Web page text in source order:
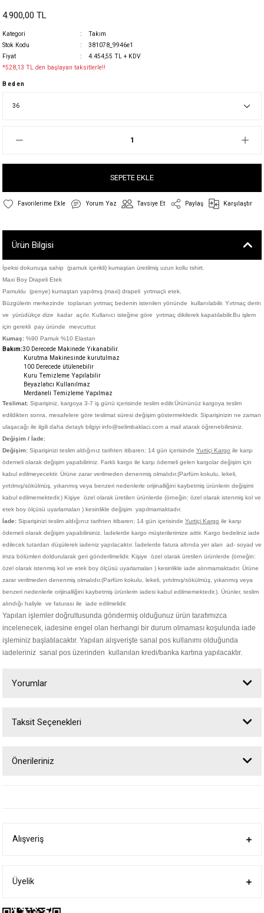
4.900,00 TL
Kategori
Takım
Stok Kodu
381078_9946e1
Fiyat
4.454,55 TL + KDV
*528,13 TL den başlayan taksitlerle!!
Beden
SEPETE EKLE
Yorum Yaz Tavsiye Et Paylaş Karşılaştır
Ürün Bilgisi
İpeksi dokunuşa sahip (pamuk içerikli) kumaştan üretilmiş uzun kollu tshirt.
Maxi Boy Drapeli Etek
Pamuklu (penye) kumaştan yapılmış (maxi) drapeli yırtmaçlı etek.
Büzgülerin merkezinde toplanan yırtmaç bedenin istenilen yönünde kullanılabilir. Yırtmaç derin
ve yürüdükçe dize kadar açılır. Kullanıcı isteğine göre yırtmaç dikilerek kapatılabilir.Bu işlem
için gerekli pay üründe mevcuttur.
Kumaş: %90 Pamuk %10 Elastan
Bakım:30 Derecede Makinede Yıkanabilir.
Kurutma Makinesinde kurutulmaz
100 Derecede ütülenebilir
Kuru Temizleme Yapılabilir
Beyazlatıcı Kullanılmaz
Merdaneli Temizleme Yapılmaz
Teslimat; Siparişiniz, kargoya 3-7 iş günü içerisinde teslim edilir.Ürününüz kargoya teslim
edildikten sonra, mesafelere göre teslimat süresi değişim göstermektedir. Siparişinizin ne zaman
ulaşacağı ile ilgili daha detaylı bilgiyi info@selimbaklaci.com a mail atarak öğrenebilirsiniz.
Değişim / İade;
Değişim: Siparişinizi teslim aldığınız tarihten itibaren; 14 gün içerisinde Yurtiçi Kargo ile karşı
ödemeli olarak değişim yapabiliriniz. Farklı kargo ile karşı ödemeli gelen kargolar değişim için
kabul edilmeyecektir. Ürüne zarar verilmeden denenmiş olmalıdır.(Parfüm kokulu, lekeli,
yırtılmış/sökülmüş, yıkanmış veya benzeri nedenlerle orijinalliğini kaybetmiş ürünlerin değişimi
kabul edilmemektedir.) Kişiye
özel olarak üretilen ürünlerde (örneğin: özel olarak istenmiş kol ve
etek boy ölçüsü uyarlamaları ) kesinlikle değişim yapılmamaktadır.
İade: Siparişinizi teslim aldığınız tarihten itibaren; 14 gün içerisinde Yurtiçi Kargo ile karşı
ödemeli olarak değişim yapabilirsiniz. İadelerde kargo müşterilerimize aittir. Kargo bedeliniz iade
edilecek tutardan düşülerek iadeniz yapılacaktır. İadelerde fatura altında yer alan ad- soyad ve
imza bölümleri doldurularak geri gönderilmelidir. Kişiye
özel olarak üretilen ürünlerde (örneğin:
özel olarak istenmiş kol ve etek boy ölçüsü uyarlamaları ) kesinlikle iade alınmamaktadır. Ürüne
zarar verilmeden denenmiş olmalıdır.(Parfüm kokulu, lekeli, yırtılmış/sökülmüş, yıkanmış veya
benzeri nedenlerle orijinalliğini kaybetmiş ürünlerin iadesi kabul edilmemektedir.). Ürünler, teslim
alındığı haliyle ve faturası ile iade edilmelidir.
Yapılan işlemler doğrultusunda göndermiş olduğunuz ürün tarafımızca
incelenecek, iadesine engel olan herhangi bir durum olmaması koşulunda iade
işleminiz başlatılacaktır. Yapılan alışverişte sanal pos kullanımı olduğunda
iadeleriniz sanal pos üzerinden kullanılan kredi/banka kartına yapılacaktır.
Yorumlar
Taksit Seçenekleri
Önerileriniz
Ürün bilgilerinde hatalar bulunuyor.
Alışveriş
Üyelik